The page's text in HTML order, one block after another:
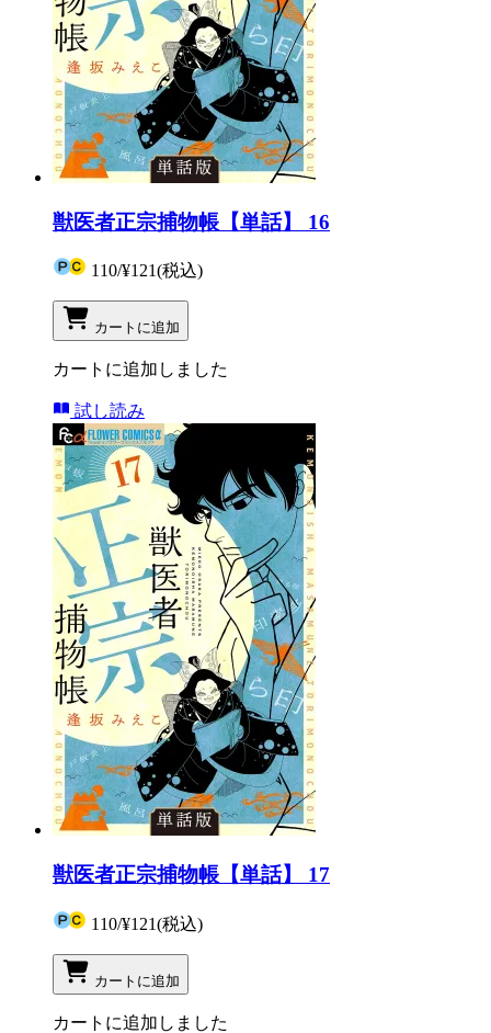
獣医者正宗捕物帳【単話】 16
110/¥121(税込)
カートに追加
カートに追加しました
試し読み
獣医者正宗捕物帳【単話】 17
110/¥121(税込)
カートに追加
カートに追加しました